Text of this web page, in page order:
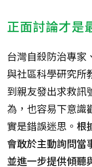
正面討論才是
台灣自殺防治專家
與社區科學研究所
到親友發出求救訊
為，也容易下意識
實是錯誤迷思。 根
會敢於主動詢問當
並進一步提供傾聽